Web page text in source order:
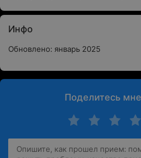
Инфо
Обновлено: январь 2025
Поделитесь